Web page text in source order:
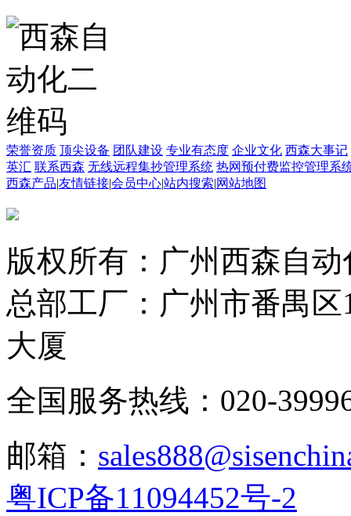
荣誉资质 顶尖设备 团队建设 专业有态度 企业文化 西森大事记
英汇 联系西森 无线远程集抄管理系统 热网预付费监控管理系
西森产品|友情链接|会员中心|站内搜索|网站地图
版权所有：广州西森自
总部工厂：广州市番禺
大厦
全国服务热线：020-
邮箱：
粤ICP备11094452号-2